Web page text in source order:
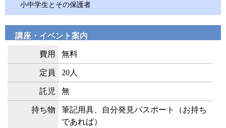
小中学生とその保護者
講座・イベント案内
費用 無料
定員 20人
託児 無
持ち物
筆記用具、自分発見パスポート（お持ち
であれば）